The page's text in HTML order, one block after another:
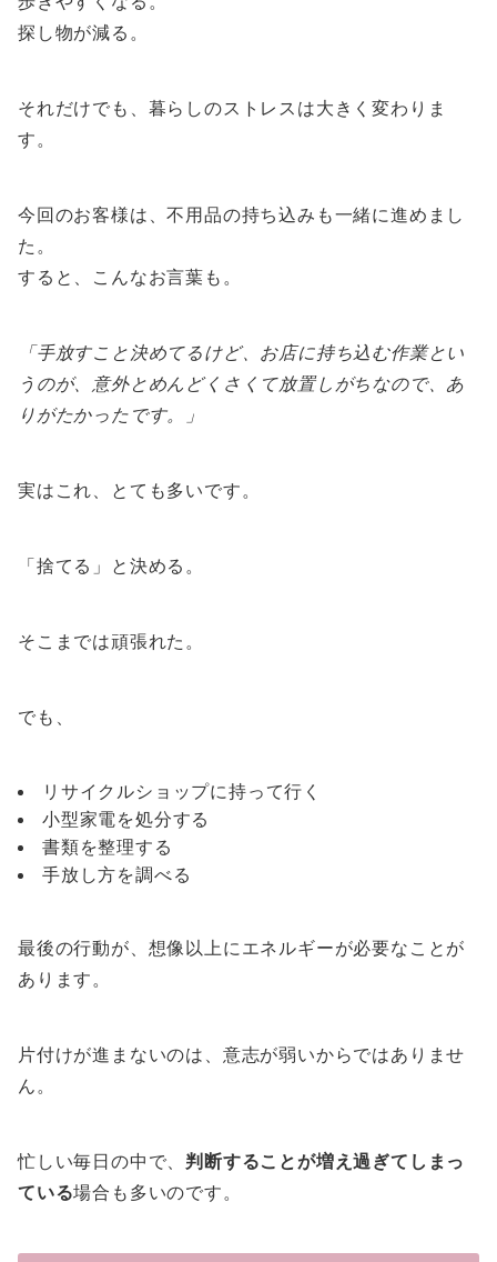
探し物が減る。
それだけでも、暮らしのストレスは大きく変わりま
す。
今回のお客様は、不用品の持ち込みも一緒に進めまし
た。
すると、こんなお言葉も。
「手放すこと決めてるけど、お店に持ち込む作業とい
うのが、意外とめんどくさくて放置しがちなので、あ
りがたかったです。」
実はこれ、とても多いです。
「捨てる」と決める。
そこまでは頑張れた。
でも、
リサイクルショップに持って行く
小型家電を処分する
書類を整理する
手放し方を調べる
最後の行動が、想像以上にエネルギーが必要なことが
あります。
片付けが進まないのは、意志が弱いからではありませ
ん。
忙しい毎日の中で、 判断することが増え過ぎてしまっ
ている場合も多いのです。